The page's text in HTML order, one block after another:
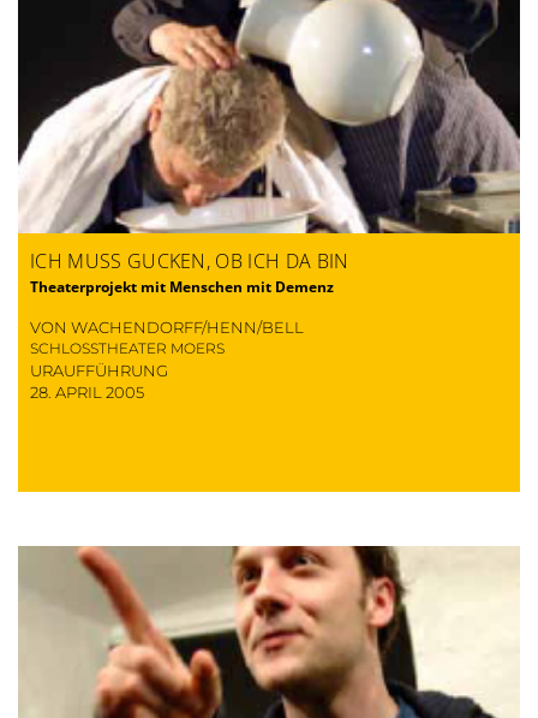
ICH MUSS GUCKEN, OB ICH DA BIN
Theaterprojekt mit Menschen mit Demenz
VON WACHENDORFF/HENN/BELL
SCHLOSSTHEATER MOERS
URAUFFÜHRUNG
28. APRIL 2005